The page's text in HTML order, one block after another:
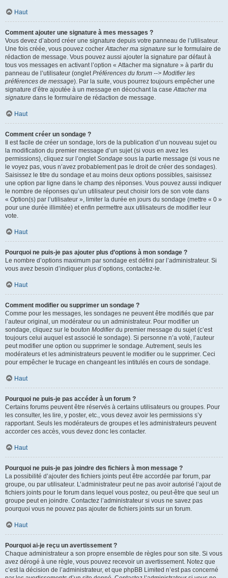
Haut
Comment ajouter une signature à mes messages ?
Vous devez d’abord créer une signature depuis votre panneau de l’utilisateur.
Une fois créée, vous pouvez cocherAttacher ma signature sur le formulaire de
rédaction de message. Vous pouvez aussi ajouter la signature par défaut à
tous vos messages en activant l’option « Attacher ma signature » à partir du
panneau de l’utilisateur (ongletPréférences du forum --> Modifier les
préférences de message). Par la suite, vous pourrez toujours empêcher une
signature d’être ajoutée à un message en décochant la caseAttacher ma
signature dans le formulaire de rédaction de message.
Haut
Comment créer un sondage ?
Il est facile de créer un sondage, lors de la publication d’un nouveau sujet ou
la modification du premier message d’un sujet (si vous en avez les
permissions), cliquez sur l’ongletSondage sous la partie message (si vous ne
le voyez pas, vous n’avez probablement pas le droit de créer des sondages).
Saisissez le titre du sondage et au moins deux options possibles, saisissez
une option par ligne dans le champ des réponses. Vous pouvez aussi indiquer
le nombre de réponses qu’un utilisateur peut choisir lors de son vote dans
« Option(s) par l’utilisateur », limiter la durée en jours du sondage (mettre « 0 »
pour une durée illimitée) et enfin permettre aux utilisateurs de modifier leur
vote.
Haut
Pourquoi ne puis-je pas ajouter plus d’options à mon sondage ?
Le nombre d’options maximum par sondage est défini par l’administrateur. Si
vous avez besoin d’indiquer plus d’options, contactez-le.
Haut
Comment modifier ou supprimer un sondage ?
Comme pour les messages, les sondages ne peuvent être modifiés que par
l’auteur original, un modérateur ou un administrateur. Pour modifier un
sondage, cliquez sur le bouton Modifierdu premier message du sujet (c’est
toujours celui auquel est associé le sondage). Si personne n’a voté, l’auteur
peut modifier une option ou supprimer le sondage. Autrement, seuls les
modérateurs et les administrateurs peuvent le modifier ou le supprimer. Ceci
pour empêcher le trucage en changeant les intitulés en cours de sondage.
Haut
Pourquoi ne puis-je pas accéder à un forum ?
Certains forums peuvent être réservés à certains utilisateurs ou groupes. Pour
les consulter, les lire, y poster, etc., vous devez avoir les permissions s’y
rapportant. Seuls les modérateurs de groupes et les administrateurs peuvent
accorder ces accès, vous devez donc les contacter.
Haut
Pourquoi ne puis-je pas joindre des fichiers à mon message ?
La possibilité d’ajouter des fichiers joints peut être accordée par forum, par
groupe, ou par utilisateur. L’administrateur peut ne pas avoir autorisé l’ajout de
fichiers joints pour le forum dans lequel vous postez, ou peut-être que seul un
groupe peut en joindre. Contactez l’administrateur si vous ne savez pas
pourquoi vous ne pouvez pas ajouter de fichiers joints sur un forum.
Haut
Pourquoi ai-je reçu un avertissement ?
Chaque administrateur a son propre ensemble de règles pour son site. Si vous
avez dérogé à une règle, vous pouvez recevoir un avertissement. Notez que
c’est la décision de l’administrateur, et que phpBB Limited n’est pas concerné